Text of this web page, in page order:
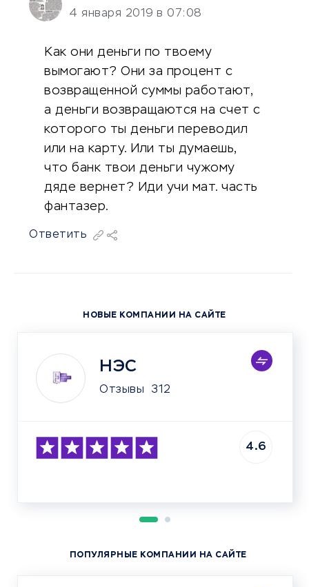
4 января 2019 в 07:08
Как они деньги по твоему
вымогают? Они за процент с
возвращенной суммы работают,
а деньги возвращаются на счет с
которого ты деньги переводил
или на карту. Или ты думаешь,
что банк твои деньги чужому
дяде вернет? Иди учи мат. часть
фантазер.
Ответить
НОВЫЕ КОМПАНИИ НА САЙТЕ
НЭС
Отзывы 312
4.6
ПОПУЛЯРНЫЕ КОМПАНИИ НА САЙТЕ